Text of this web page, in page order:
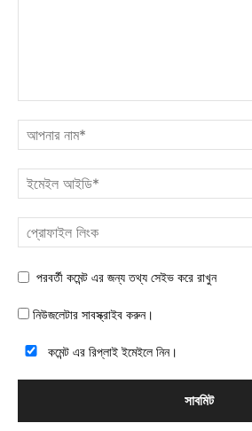
পরবর্তী কমেন্ট এর জন্য তথ্য সেইভ করে রাখুন
নিউজলেটার সাবস্ক্রাইব করুন।
কমেন্ট এর রিপ্লাই ইমেইলে নিন।